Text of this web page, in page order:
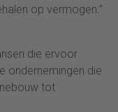
op vermogen.”
die ervoor
ondernemingen die
tot